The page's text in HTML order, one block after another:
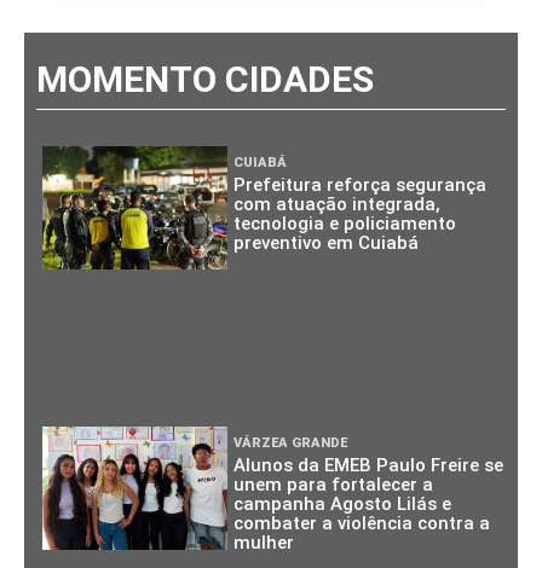
MOMENTO CIDADES
CUIABÁ
Prefeitura reforça segurança
com atuação integrada,
tecnologia e policiamento
preventivo em Cuiabá
VÁRZEA GRANDE
Alunos da EMEB Paulo Freire se
unem para fortalecer a
campanha Agosto Lilás e
combater a violência contra a
mulher